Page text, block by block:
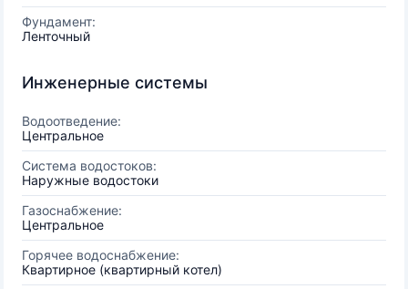
Фундамент:
Ленточный
Инженерные системы
Водоотведение:
Центральное
Система водостоков:
Наружные водостоки
Газоснабжение:
Центральное
Горячее водоснабжение:
Квартирное (квартирный котел)